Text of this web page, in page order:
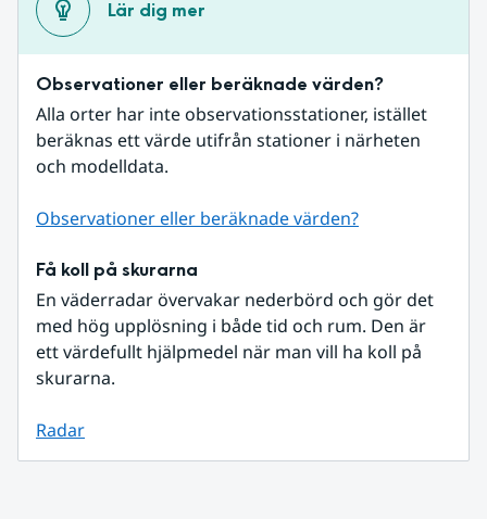
Lär dig mer
Observationer eller beräknade värden?
Alla orter har inte observationsstationer, istället
beräknas ett värde utifrån stationer i närheten
och modelldata.
Observationer eller beräknade värden?
Få koll på skurarna
En väderradar övervakar nederbörd och gör det
med hög upplösning i både tid och rum. Den är
ett värdefullt hjälpmedel när man vill ha koll på
skurarna.
Radar